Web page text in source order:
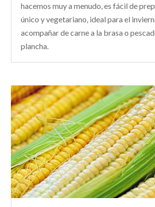
hacemos muy a menudo, es fácil de
único y vegetariano, ideal para el
acompañar de carne a la brasa o
plancha.